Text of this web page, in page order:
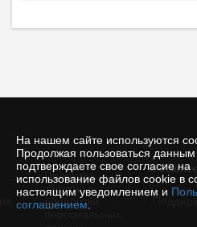
На нашем сайте используются
Продолжая пользоваться
подтверждаете свое согласие на
использование файлов cookie в
настоящим уведомлением и
соглашением
©
Политика
защиты и
обработки